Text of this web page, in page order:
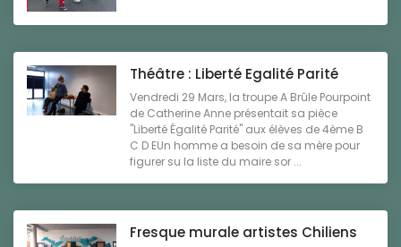
Théâtre : Liberté Egalité Parité
Vendredi 29 Mars, la troupe A Brûle Pourpoint
de Catherine Anne présentait sa pièce
"Liberté Égalité Parité" aux élèves de 4ème B
C D EUn homme a besoin de sa mère pour
figurer su la liste du maire sor ...
Fresque murale artistes Chiliens